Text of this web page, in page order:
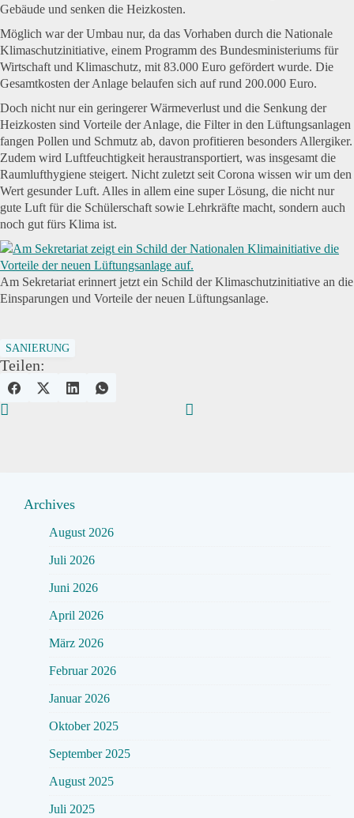
Gebäude und senken die Heizkosten.
Möglich war der Umbau nur, da das Vorhaben durch die Nationale
Klimaschutzinitiative, einem Programm des Bundesministeriums für
Wirtschaft und Klimaschutz, mit 83.000 Euro gefördert wurde. Die
Gesamtkosten der Anlage belaufen sich auf rund 200.000 Euro.
Doch nicht nur ein geringerer Wärmeverlust und die Senkung der
Heizkosten sind Vorteile der Anlage, die Filter in den Lüftungsanlagen
fangen Pollen und Schmutz ab, davon profitieren besonders Allergiker.
Zudem wird Luftfeuchtigkeit heraustransportiert, was insgesamt die
Raumlufthygiene steigert. Nicht zuletzt seit Corona wissen wir um den
Wert gesunder Luft. Alles in allem eine super Lösung, die nicht nur
gute Luft für die Schülerschaft sowie Lehrkräfte macht, sondern auch
noch gut fürs Klima ist.
Am Sekretariat erinnert jetzt ein Schild der Klimaschutzinitiative an die
Einsparungen und Vorteile der neuen Lüftungsanlage.
SANIERUNG
Teilen:
Archives
August 2026
Juli 2026
Juni 2026
April 2026
März 2026
Februar 2026
Januar 2026
Oktober 2025
September 2025
August 2025
Juli 2025